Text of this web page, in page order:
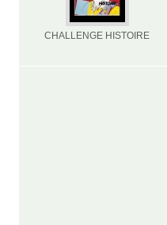
CHALLENGE HISTOIRE